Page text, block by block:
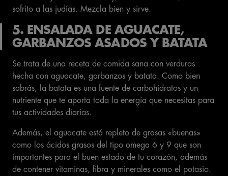
sofrito a las judías. Mezcla bien y sirve.
5. ENSALADA DE AGUACATE,
GARBANZOS ASADOS Y BATATA
Se trata de una receta de comida sana con verduras
hecha con aguacate, garbanzos y batata. Como bien
sabrás, la batata es una fuente de carbohidratos y un
nutriente que te aporta toda la energía que necesitas para
tus actividades diarias.
Además, el aguacate está repleto de grasas «buenas»
como los ácidos grasos del tipo omega 6 y 9 que son
importantes para el buen estado de tu corazón, además
de contener vitaminas, fibra y minerales como el potasio.